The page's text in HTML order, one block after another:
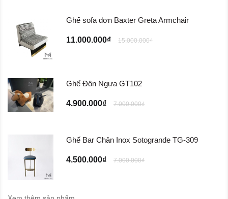
Ghế sofa đơn Baxter Greta Armchair
11.000.000₫ 15.000.000₫
Ghế Đôn Ngựa GT102
4.900.000₫ 7.000.000₫
Ghế Bar Chân Inox Sotogrande TG-309
4.500.000₫ 7.000.000₫